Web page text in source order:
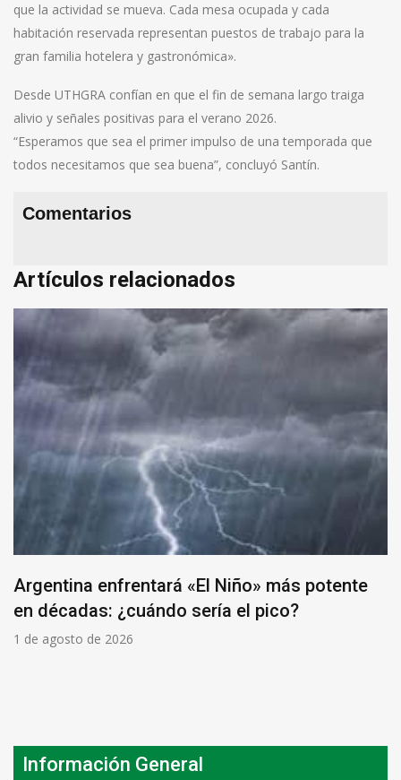
que la actividad se mueva. Cada mesa ocupada y cada
habitación reservada representan puestos de trabajo para la
gran familia hotelera y gastronómica».
Desde UTHGRA confían en que el fin de semana largo traiga
alivio y señales positivas para el verano 2026.
“Esperamos que sea el primer impulso de una temporada que
todos necesitamos que sea buena”, concluyó Santín.
Comentarios
Artículos relacionados
Argentina enfrentará «El Niño» más potente
en décadas: ¿cuándo sería el pico?
1 de agosto de 2026
Información General